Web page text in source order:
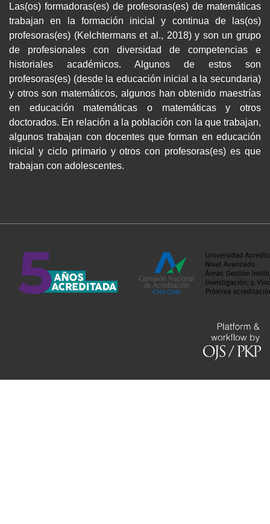
Las(os) formadoras(es) de profesoras(es) de matemáticas
trabajan en la formación inicial y continua de las(os)
profesoras(es) (Kelchtermans et al., 2018) y son un grupo
de profesionales con diversidad de competencias e
historiales académicos. Algunos de estos son
profesoras(es) (desde la educación inicial a la secundaria)
y otros son matemáticos, algunos han obtenido maestrías
en educación matemáticas o matemáticas y otros
doctorados. En relación a la población con la que trabajan,
algunos trabajan con docentes que forman en educación
inicial y ciclo primario y otros con profesoras(es) es que
trabajan con adolescentes.